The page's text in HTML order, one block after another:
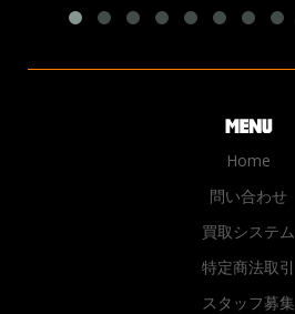
Home
問い合わせ
買取システム
特定商法取引
スタッフ募集